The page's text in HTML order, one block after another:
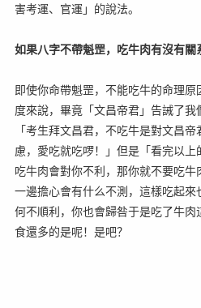
害考運、官運」的說法。
如果八字不帶魁罡，吃牛肉有沒有關
即使你命帶魁罡，不能吃牛的命理
度來說，畢竟「文昌帝君」告誡了我
「考生拜文昌君，不吃牛是對文昌
慮，愛吃就吃啰！」但是「看完以
吃牛肉會對你不利，那你就不要吃
一邊擔心會有什么不測，這樣吃起
何不順利，你也會歸咎于是吃了牛
食還多的是呢！是吧？